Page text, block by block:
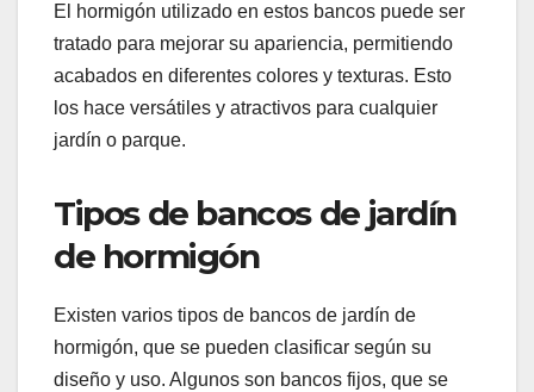
El hormigón utilizado en estos bancos puede ser
tratado para mejorar su apariencia, permitiendo
acabados en diferentes colores y texturas. Esto
los hace versátiles y atractivos para cualquier
jardín o parque.
Tipos de bancos de jardín
de hormigón
Existen varios tipos de bancos de jardín de
hormigón, que se pueden clasificar según su
diseño y uso. Algunos son bancos fijos, que se